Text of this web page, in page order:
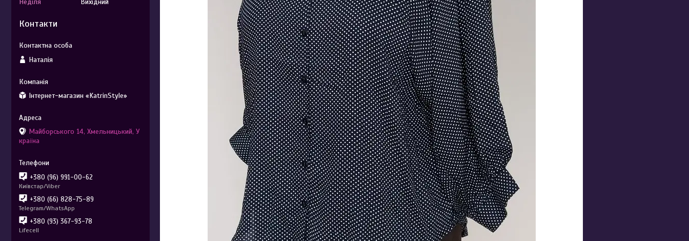
Неділя
Вихідний
Контакти
Наталія
Інтернет-магазин «KatrinStyle»
Майборського 14, Хмельницький, У
країна
+380 (96) 991-00-62
Київстар/Viber
+380 (66) 828-75-89
Telegram/WhatsApp
+380 (93) 367-93-78
Lifecell